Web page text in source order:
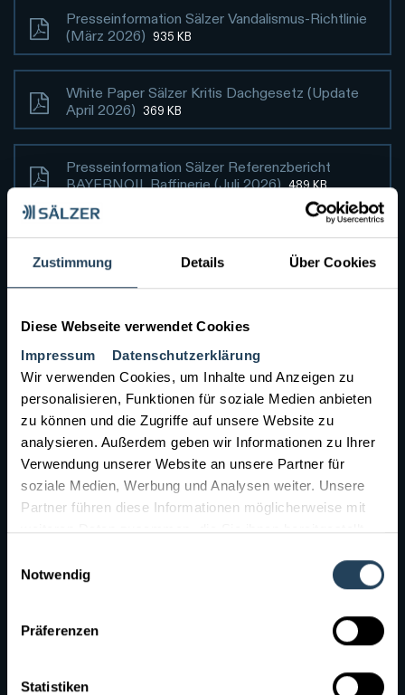
Zustimmung Details Über Cookies
Diese Webseite verwendet Cookies
Impressum
Datenschutzerklärung
Wir verwenden Cookies, um Inhalte und Anzeigen zu
personalisieren, Funktionen für soziale Medien anbieten
zu können und die Zugriffe auf unsere Website zu
analysieren. Außerdem geben wir Informationen zu Ihrer
Verwendung unserer Website an unsere Partner für
soziale Medien, Werbung und Analysen weiter. Unsere
Partner führen diese Informationen möglicherweise mit
weiteren Daten zusammen, die Sie ihnen bereitgestellt
gesammelt haben.
Notwendig
Präferenzen
Statistiken
Presseinformation Sälzer Vandalismus-Richtlinie
(März 2026)
935 KB
White Paper Sälzer Kritis Dachgesetz (Update
April 2026)
369 KB
Presseinformation Sälzer Referenzbericht
BAYERNOIL Raffinerie (Juli 2026)
489 KB
Unsere
Produkte